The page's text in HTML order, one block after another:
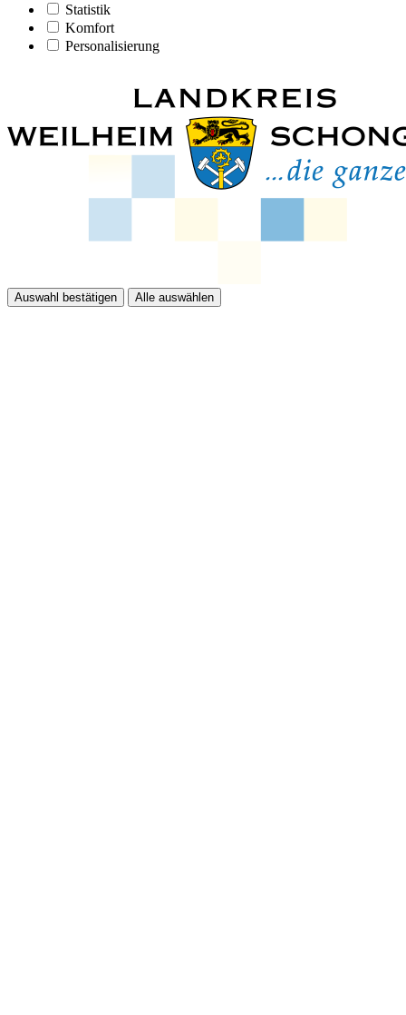
Statistik
Komfort
Personalisierung
Auswahl bestätigen Alle auswählen